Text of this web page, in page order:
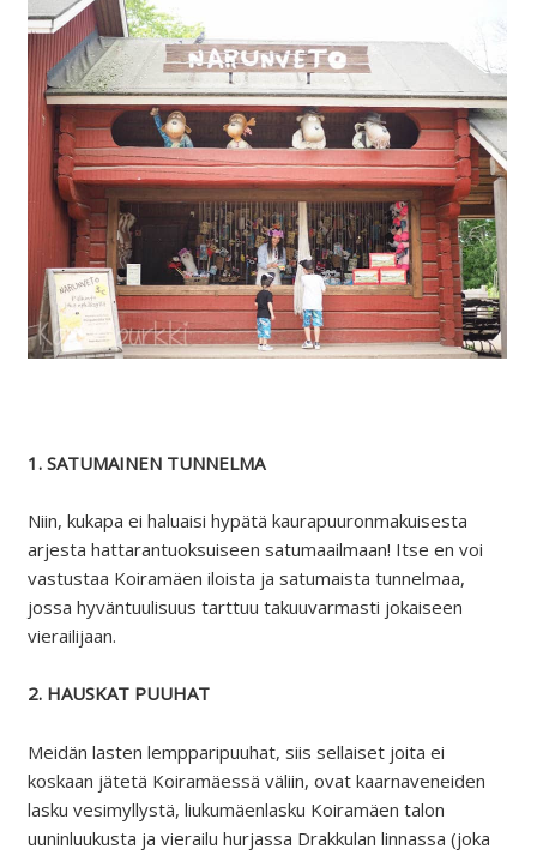
1. SATUMAINEN TUNNELMA
Niin, kukapa ei haluaisi hypätä kaurapuuronmakuisesta
arjesta hattarantuoksuiseen satumaailmaan! Itse en voi
vastustaa Koiramäen iloista ja satumaista tunnelmaa,
jossa hyväntuulisuus tarttuu takuuvarmasti jokaiseen
vierailijaan.
2. HAUSKAT PUUHAT
Meidän lasten lempparipuuhat, siis sellaiset joita ei
koskaan jätetä Koiramäessä väliin, ovat kaarnaveneiden
lasku vesimyllystä, liukumäenlasku Koiramäen talon
uuninluukusta ja vierailu hurjassa Drakkulan linnassa (joka